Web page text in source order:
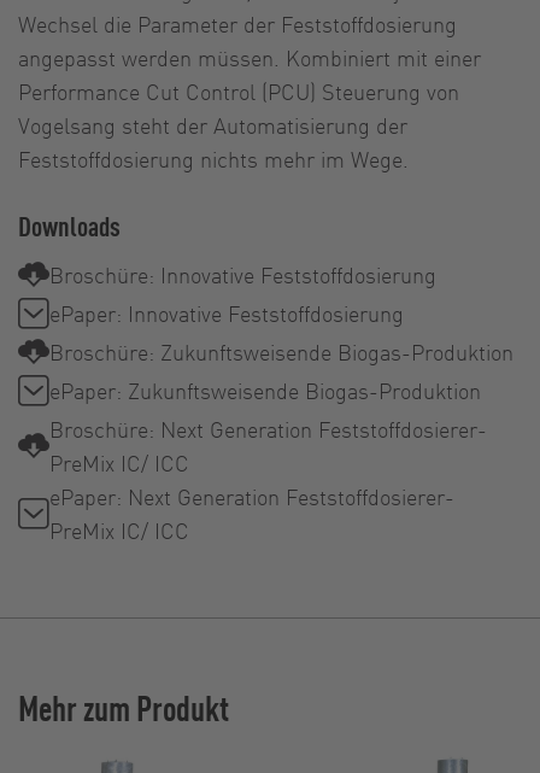
Wechsel die Parameter der Feststoffdosierung
angepasst werden müssen. Kombiniert mit einer
Performance Cut Control (PCU) Steuerung von
Vogelsang steht der Automatisierung der
Feststoffdosierung nichts mehr im Wege.
Downloads
Broschüre: Innovative Feststoffdosierung
ePaper: Innovative Feststoffdosierung
Broschüre: Zukunftsweisende Biogas-Produktion
ePaper: Zukunftsweisende Biogas-Produktion
Broschüre: Next Generation Feststoffdosierer-
PreMix IC/ ICC
ePaper: Next Generation Feststoffdosierer-
PreMix IC/ ICC
Mehr zum Produkt